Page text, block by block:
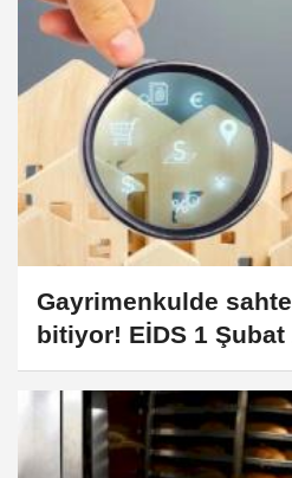
Gayrimenkulde
bitiyor! EİDS 1 Şubat
zorunluluk oluyor